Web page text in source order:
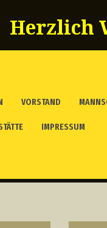
Herzlich
VORSTAND
IMPRESSUM